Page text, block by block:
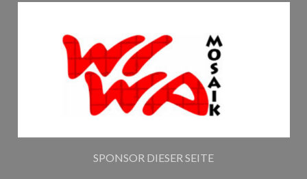
SPONSOR DIESER SEITE